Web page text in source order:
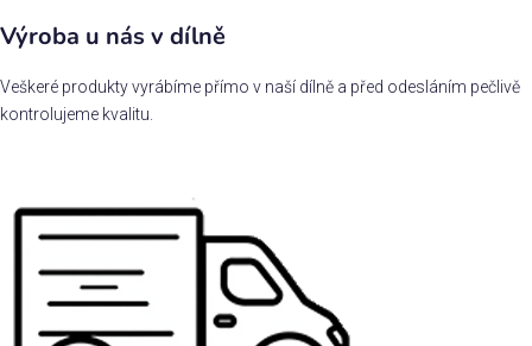
Výroba u nás v dílně
Veškeré produkty vyrábíme přímo v naší dílně a před odesláním pečlivě
kontrolujeme kvalitu.